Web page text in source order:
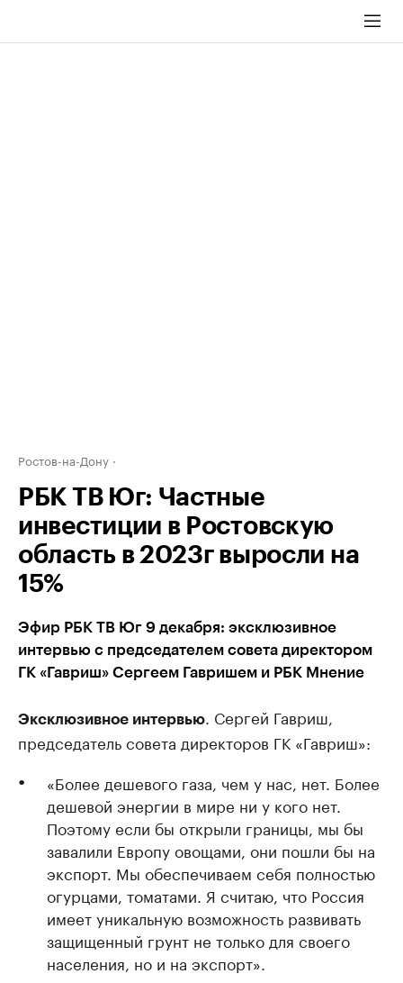
Ростов-на-Дону
РБК ТВ Юг: Частные
инвестиции в Ростовскую
область в 2023г выросли на
15%
Эфир РБК ТВ Юг 9 декабря: эксклюзивное
интервью с председателем совета директором
ГК «Гавриш» Сергеем Гавришем и РБК Мнение
Эксклюзивное интервью
. Сергей Гавриш,
председатель совета директоров ГК «Гавриш»:
«Более дешевого газа, чем у нас, нет. Более
дешевой энергии в мире ни у кого нет.
Поэтому если бы открыли границы, мы бы
завалили Европу овощами, они пошли бы на
экспорт. Мы обеспечиваем себя полностью
огурцами, томатами. Я считаю, что Россия
имеет уникальную возможность развивать
защищенный грунт не только для своего
населения, но и на экспорт».